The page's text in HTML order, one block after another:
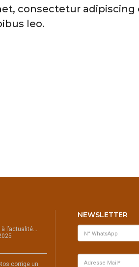
consectetur adipiscing
leo.
à l’actualité…
corrige un
NEWSLETTER